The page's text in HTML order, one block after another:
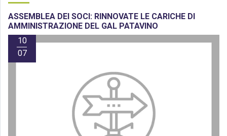
ASSEMBLEA DEI SOCI: RINNOVATE LE CARICHE DI
AMMINISTRAZIONE DEL GAL PATAVINO
10
07